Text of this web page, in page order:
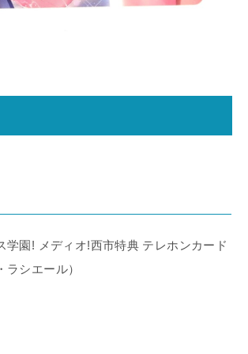
学園! メディオ!西市特典 テレホンカード
ラシエール）